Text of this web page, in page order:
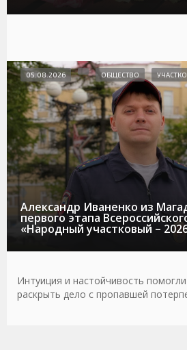
Александр Иваненко из
первого этапа
«Народный участковый –
05.08.2026 ОБЩЕСТВО
Интуиция и настойчивость
раскрыть дело с пропавшей